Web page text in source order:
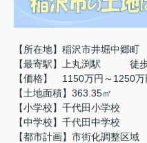
【所在地】稲沢市井堀中郷町
【最寄駅】上丸渕駅 徒
【価格】 1150万円～1250万
【土地面積】363.35㎡
【小学校】千代田小学校
【中学校】千代田中学校
【都市計画】市街化調整区域